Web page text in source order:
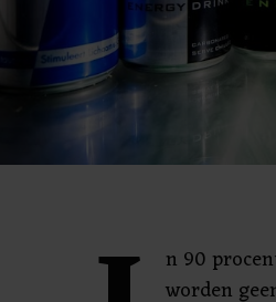
n 90
worden